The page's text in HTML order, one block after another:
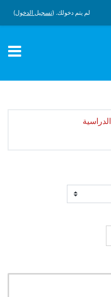
لم يتم دخولك. (تسجيل الدخول)